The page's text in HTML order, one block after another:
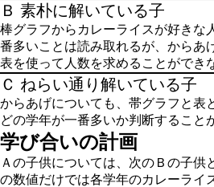
Ｂ 素朴に解いている子
棒グラフからカレーライスが好きな
番多いことは読み取れるが、からあ
表を使って人数を求めることができ
Ｃ ねらい通り解いている子
からあげについても、帯グラフと表
どの学年が一番多いか判断すること
学び合いの計画
Ａの子供については、次のＢの子供
の数値だけでは各学年のカレーライ